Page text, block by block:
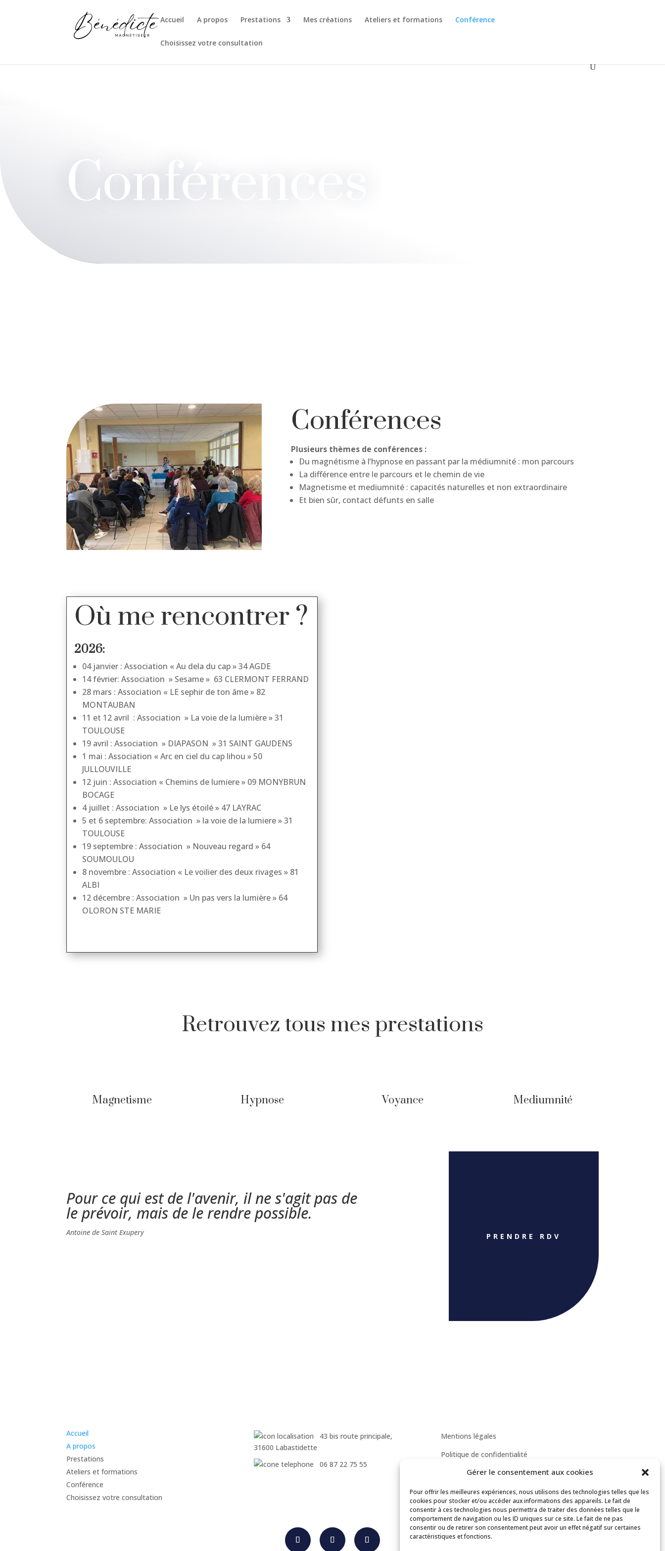
Gérer le consentement aux cookies
Pour offrir les meilleures expériences, nous utilisons des technologies telles que les
cookies pour stocker et/ou accéder aux informations des appareils. Le fait de
consentir à ces technologies nous permettra de traiter des données telles que le
comportement de navigation ou les ID uniques sur ce site. Le fait de ne pas
consentir ou de retirer son consentement peut avoir un effet négatif sur certaines
caractéristiques et fonctions.
Accueil A propos Prestations Mes créations Ateliers et formations Conférence
Choisissez votre consultation
Conférences
Conférences
Plusieurs thèmes de conférences :
Du magnétisme à l’hypnose en passant par la médiumnité : mon parcours
La différence entre le parcours et le chemin de vie
Magnetisme et mediumnité : capacités naturelles et non extraordinaire
Et bien sûr, contact défunts en salle
Où me rencontrer ?
2026:
04 janvier : Association « Au dela du cap » 34 AGDE
14 février: Association » Sesame » 63 CLERMONT FERRAND
28 mars : Association « LE sephir de ton âme » 82
MONTAUBAN
11 et 12 avril : Association » La voie de la lumière » 31
TOULOUSE
19 avril : Association » DIAPASON » 31 SAINT GAUDENS
1 mai : Association « Arc en ciel du cap lihou » 50
JULLOUVILLE
12 juin : Association « Chemins de lumiere » 09 MONYBRUN
BOCAGE
4 juillet : Association » Le lys étoilé » 47 LAYRAC
5 et 6 septembre: Association » la voie de la lumiere » 31
TOULOUSE
19 septembre : Association » Nouveau regard » 64
SOUMOULOU
8 novembre : Association « Le voilier des deux rivages » 81
ALBI
12 décembre : Association » Un pas vers la lumière » 64
OLORON STE MARIE
Retrouvez tous mes prestations
Magnetisme Hypnose Voyance Mediumnité
Pour ce qui est de l'avenir, il ne s'agit pas de
le prévoir, mais de le rendre possible.
Antoine de Saint Exupery PRENDRE RDV
Accueil
A propos
Prestations
Ateliers et formations
Conférence
Choisissez votre consultation
43 bis route principale,
31600 Labastidette
06 87 22 75 55
Mentions légales
Politique de confidentialité
Conditions Générales de Vente (CGV)